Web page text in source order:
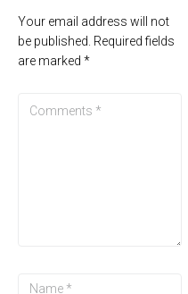
Your email address will not
be published. Required fields
are marked *